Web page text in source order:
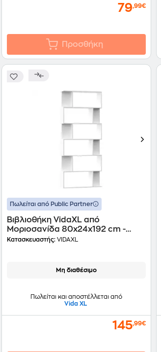
79,99€
Προσθήκη
Πωλείται από Public Partner
Βιβλιοθήκη VidaXL από
Μοριοσανίδα 80x24x192 cm -
Λευκό
Κατασκευαστής: VIDAXL
Μη διαθέσιμο
Πωλείται και αποστέλλεται από
Vida XL
145,99€